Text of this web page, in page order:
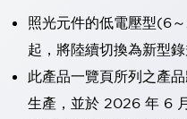
照光元件的低電壓型(6
起，將陸續切換為新型錄
此產品一覽頁所列之產
生產，並於 2026 年 6 月